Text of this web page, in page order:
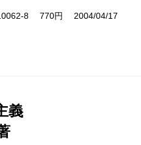
8 770円 2004/04/17
義